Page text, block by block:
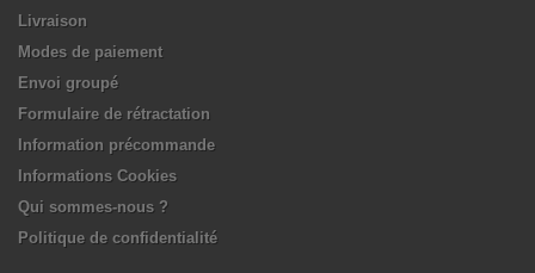
Livraison
Modes de paiement
Envoi groupé
Formulaire de rétractation
Information précommande
Informations Cookies
Qui sommes-nous ?
Politique de confidentialité